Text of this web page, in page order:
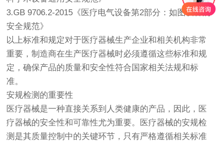
3.GB 9706.2-2015《医疗电气设备第2部分：如图设备的
安全规范》
以上标准和规定对于医疗器械生产企业和相关机构非常
重要，制造商在生产医疗器械时必须遵循这些标准和规
定，确保产品的质量和安全性符合国家相关法规和标
准。
安规检测的重要性
医疗器械是一种直接关系到人类健康的产品，因此，医
疗器械的安全性和可靠性尤为重要。医疗器械的安规检
测是其质量控制中的关键环节，只有严格遵循相关标准